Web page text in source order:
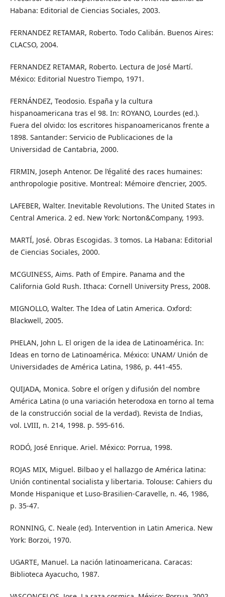
Habana: Editorial de Ciencias Sociales, 2003.
FERNANDEZ RETAMAR, Roberto. Todo Calibán. Buenos Aires:
CLACSO, 2004.
FERNANDEZ RETAMAR, Roberto. Lectura de José Martí.
México: Editorial Nuestro Tiempo, 1971.
FERNÁNDEZ, Teodosio. España y la cultura
hispanoamericana tras el 98. In: ROYANO, Lourdes (ed.).
Fuera del olvido: los escritores hispanoamericanos frente a
1898. Santander: Servicio de Publicaciones de la
Universidad de Cantabria, 2000.
FIRMIN, Joseph Antenor. De l’égalité des races humaines:
anthropologie positive. Montreal: Mémoire d’encrier, 2005.
LAFEBER, Walter. Inevitable Revolutions. The United States in
Central America. 2 ed. New York: Norton&Company, 1993.
MARTÍ, José. Obras Escogidas. 3 tomos. La Habana: Editorial
de Ciencias Sociales, 2000.
MCGUINESS, Aims. Path of Empire. Panama and the
California Gold Rush. Ithaca: Cornell University Press, 2008.
MIGNOLLO, Walter. The Idea of Latin America. Oxford:
Blackwell, 2005.
PHELAN, John L. El origen de la idea de Latinoamérica. In:
Ideas en torno de Latinoamérica. México: UNAM/ Unión de
Universidades de América Latina, 1986, p. 441-455.
QUIJADA, Monica. Sobre el orígen y difusión del nombre
América Latina (o una variación heterodoxa en torno al tema
de la construcción social de la verdad). Revista de Indias,
vol. LVIII, n. 214, 1998. p. 595-616.
RODÓ, José Enrique. Ariel. México: Porrua, 1998.
ROJAS MIX, Miguel. Bilbao y el hallazgo de América latina:
Unión continental socialista y libertaria. Tolouse: Cahiers du
Monde Hispanique et Luso-Brasilien-Caravelle, n. 46, 1986,
p. 35-47.
RONNING, C. Neale (ed). Intervention in Latin America. New
York: Borzoi, 1970.
UGARTE, Manuel. La nación latinoamericana. Caracas:
Biblioteca Ayacucho, 1987.